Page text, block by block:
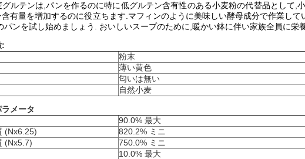
ルテンは,パンを作るのに特に低グルテン含有性のある小麦粉の代替品として,
有量を増加するのに役立ちます.マフィンのように美味しい酵母成分で作業し
パンを試し始めましょう. おいしいスープのために,暖かい鉢に伴い家族全員に栄
:
粉末
薄い黄色
匂いは無い
自然小麦
メータ
90.0% 最大
(Nx6.25)
820.2% ミニ
(Nx5.7)
750.0% ミニ
10.0% 最大